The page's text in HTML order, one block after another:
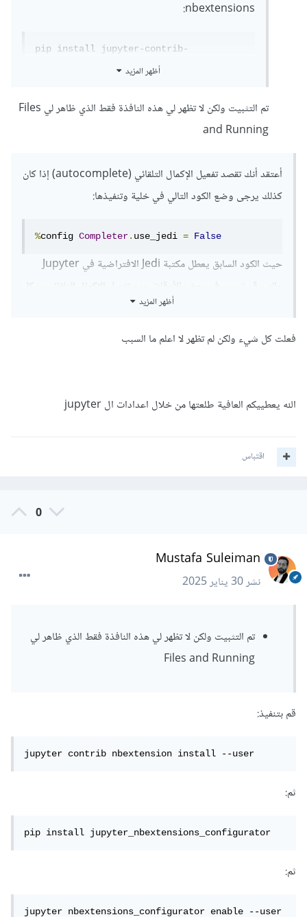
nbextensions:
pip install jupyter-contrib-
اضغط عليه
أظهر المزيد
تم التثبيت ولكن لا تظهر لي هذه النافذة فقط الذي ظاهر لي Files
and Running
أعتقد أنك تقصد تفعيل الإكمال التلقائي (autocomplete) إذا كان
كذلك يرجى وضع الكود التالي في خلية وتنفيذها:
%config Completer.use_jedi = False
حيث الكود السابق يعطل مكتبة Jedi الافتراضية في Jupyter
أظهر المزيد
فعلت كل شيء ولكن لم تظهر لا اعلم ما السبب
الله يعطييكم العافية طلعتها من خلال اعدادات ال jupyter
اقتباس
0
Mustafa Suleiman
نشر30 يناير 2025
تم التثبيت ولكن لا تظهر لي هذه النافذة فقط الذي ظاهر لي
Files and Running
قم بتنفيذ:
jupyter contrib nbextension install --user
ثم:
pip install jupyter_nbextensions_configurator
ثم:
jupyter nbextensions_configurator enable --user